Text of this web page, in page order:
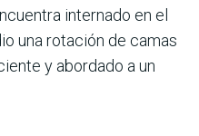
internado en el
una rotación de camas
y abordado a un